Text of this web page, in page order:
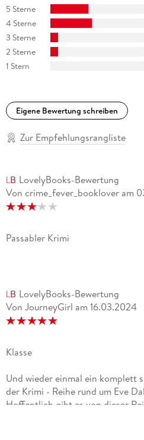
5 Sterne
4 Sterne
3 Sterne
2 Sterne
1 Stern
Eigene Bewertung schreiben
Zur Empfehlungsrangliste
LovelyBooks-Bewertung
Von crime_fever_booklover am
Passabler Krimi
LovelyBooks-Bewertung
Von JourneyGirl am 16.03.2024
Klasse
Und wieder einmal ein komplett
der Krimi - Reihe rund um Eve
Hoffentlich gibt es von dieser